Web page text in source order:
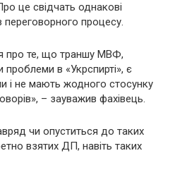
це свідчать однакові
переговорного процесу.
про те, що траншу МВФ,
в «Укрспирті», є
і не мають жодного стосунку
– зауважив фахівець.
чи опуститься до таких
взятих ДП, навіть таких